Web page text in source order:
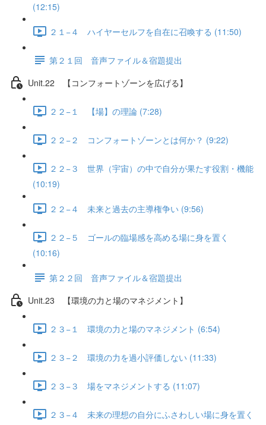
(12:15)
２１−４ ハイヤーセルフを自在に召喚する (11:50)
第２１回 音声ファイル＆宿題提出
Unit.22 【コンフォートゾーンを広げる】
２２−１ 【場】の理論 (7:28)
２２−２ コンフォートゾーンとは何か？ (9:22)
２２−３ 世界（宇宙）の中で自分が果たす役割・機能
(10:19)
２２−４ 未来と過去の主導権争い (9:56)
２２−５ ゴールの臨場感を高める場に身を置く
(10:16)
第２２回 音声ファイル＆宿題提出
Unit.23 【環境の力と場のマネジメント】
２３−１ 環境の力と場のマネジメント (6:54)
２３−２ 環境の力を過小評価しない (11:33)
２３−３ 場をマネジメントする (11:07)
２３−４ 未来の理想の自分にふさわしい場に身を置く